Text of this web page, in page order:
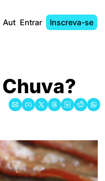
AutoresEntrar Inscreva-se